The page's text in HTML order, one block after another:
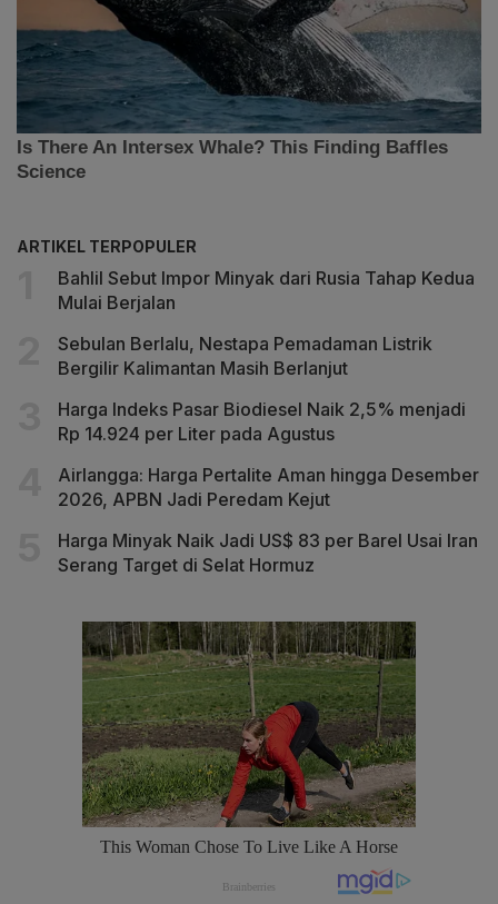
ARTIKEL TERPOPULER
Bahlil Sebut Impor Minyak dari Rusia Tahap Kedua
Mulai Berjalan
Sebulan Berlalu, Nestapa Pemadaman Listrik
Bergilir Kalimantan Masih Berlanjut
Harga Indeks Pasar Biodiesel Naik 2,5% menjadi
Rp 14.924 per Liter pada Agustus
Airlangga: Harga Pertalite Aman hingga Desember
2026, APBN Jadi Peredam Kejut
Harga Minyak Naik Jadi US$ 83 per Barel Usai Iran
Serang Target di Selat Hormuz